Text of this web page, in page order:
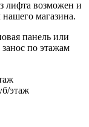
лифта возможен и
магазина.
панель или
по этажам
этаж